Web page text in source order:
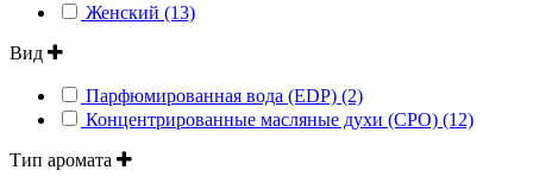
Женский (13)
Вид
Парфюмированная вода (EDP) (2)
Концентрированные масляные духи (CPO) (12)
Тип аромата